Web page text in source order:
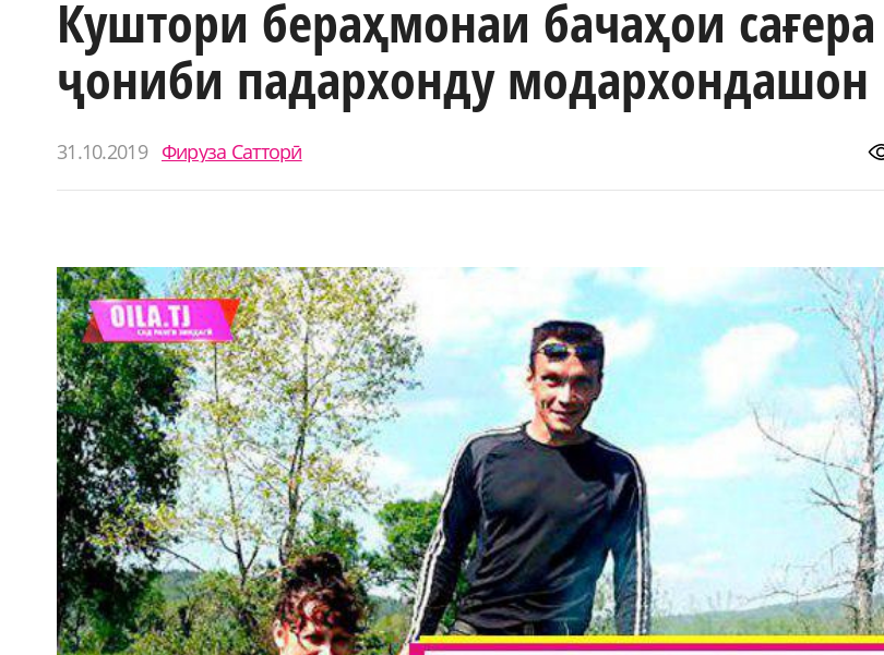
Куштори бераҳмонаи бачаҳои сағера
ҷониби падархонду модархондашон
31.10.2019 Фируза Сатторӣ